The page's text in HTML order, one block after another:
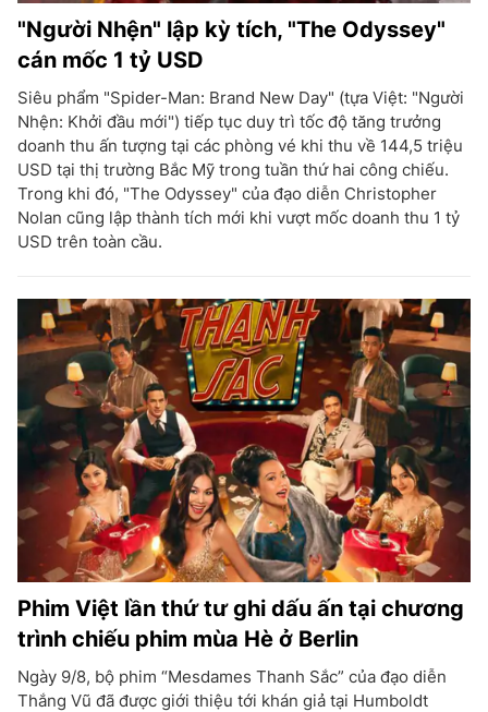
"Người Nhện" lập kỳ tích, "The Odyssey"
cán mốc 1 tỷ USD
Siêu phẩm "Spider-Man: Brand New Day" (tựa Việt: "Người
Nhện: Khởi đầu mới") tiếp tục duy trì tốc độ tăng trưởng
doanh thu ấn tượng tại các phòng vé khi thu về 144,5 triệu
USD tại thị trường Bắc Mỹ trong tuần thứ hai công chiếu.
Trong khi đó, "The Odyssey" của đạo diễn Christopher
Nolan cũng lập thành tích mới khi vượt mốc doanh thu 1 tỷ
USD trên toàn cầu.
Phim Việt lần thứ tư ghi dấu ấn tại chương
trình chiếu phim mùa Hè ở Berlin
Ngày 9/8, bộ phim “Mesdames Thanh Sắc” của đạo diễn
Thắng Vũ đã được giới thiệu tới khán giả tại Humboldt